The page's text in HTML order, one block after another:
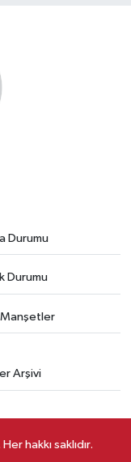
Durumu
Durumu
Manşetler
Arşivi
hakkı saklıdır.